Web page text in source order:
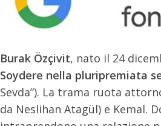
Burak Özçivit, nato il 24
Soydere nella pluripremiata
Sevda”). La trama ruota
da Neslihan Atagül) e Kemal.